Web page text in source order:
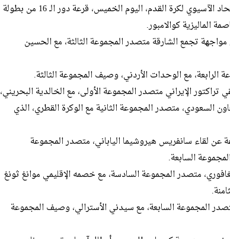
كوالامبور في 12 ديسمبر/ وام/ أجرى الاتحاد الآسيوي لكرة القدم، اليوم الخميس، قرعة دور الـ 16 من بطولة
تجمع الشارقة متصدر المجموعة الثالثة، مع الحسين
مع الوحدات الأردني، وصيف المجموعة الثالثة.
الإيراني متصدر المجموعة الأولى، مع الخالدية البحريني،
السعودي، متصدر المجموعة الثانية مع الوكرة القطري، الذي
عن لقاء سانفريس هيروشيما الياباني، متصدر المجموعة
السابعة.
متصدر المجموعة السادسة، مع خصمه الإقليمي موانغ ثونغ
المجموعة السابعة، مع سيدني الأسترالي، وصيف المجموعة